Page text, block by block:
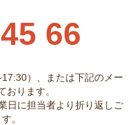
66
）、または下記のメー
おります。
日に担当者より折り返しご
。